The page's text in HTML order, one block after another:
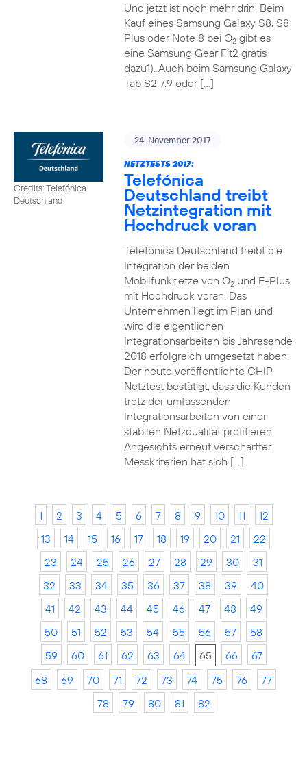
Und jetzt ist noch mehr drin. Beim
Kauf eines Samsung Galaxy S8, S8
Plus oder Note 8 bei O2gibt es
eine Samsung Gear Fit2 gratis
dazu1). Auch beim Samsung Galaxy
Tab S2 7.9 oder […]
Credits: Telefónica
Deutschland
24. November 2017
NETZTESTS 2017:
Telefónica
Deutschland treibt
Netzintegration mit
Hochdruck voran
Telefónica Deutschland treibt die
Integration der beiden
Mobilfunknetze von O2und E-Plus
mit Hochdruck voran. Das
Unternehmen liegt im Plan und
wird die eigentlichen
Integrationsarbeiten bis Jahresende
2018 erfolgreich umgesetzt haben.
Der heute veröffentlichte CHIP
Netztest bestätigt, dass die Kunden
trotz der umfassenden
Integrationsarbeiten von einer
stabilen Netzqualität profitieren.
Angesichts erneut verschärfter
Messkriterien hat sich […]
1 2 3 4 5 6 7 8 9 10 11
12
13
14 15 16 17 18 19 20 21
22
23
24 25 26 27 28 29 30
31
32
33 34 35 36 37 38 39
40
41
42 43 44 45 46 47 48
49
50
51 52 53 54 55 56 57
58
59
60 61 62 63 64 65 66
67
68
69 70 71 72 73 74 75 76
77
78
79 80 81 82